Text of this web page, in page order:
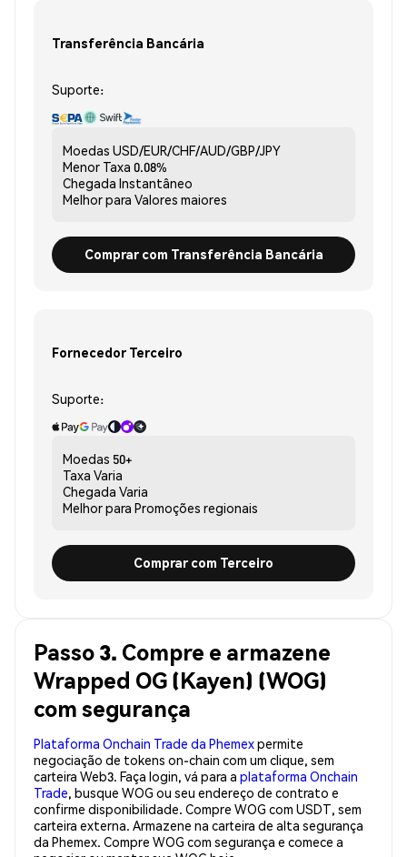
Transferência Bancária
Suporte:
Moedas USD/EUR/CHF/AUD/GBP/JPY
Menor Taxa 0.08%
Chegada Instantâneo
Melhor para Valores maiores
Comprar com Transferência Bancária
Fornecedor Terceiro
Suporte:
Moedas 50+
Taxa Varia
Chegada Varia
Melhor para Promoções regionais
Comprar com Terceiro
Passo 3. Compre e armazene
Wrapped OG (Kayen) (WOG)
com segurança
Plataforma Onchain Trade da Phemexpermite
negociação de tokens on-chain com um clique, sem
carteira Web3. Faça login, vá para a plataforma Onchain
Trade, busque WOG ou seu endereço de contrato e
confirme disponibilidade. Compre WOG com USDT, sem
carteira externa. Armazene na carteira de alta segurança
da Phemex. Compre WOG com segurança e comece a